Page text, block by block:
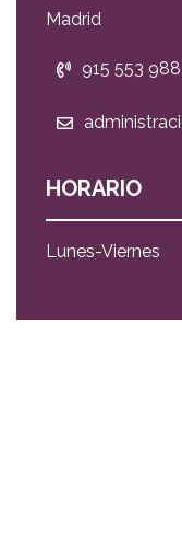
Madrid
915 553 988
HORARIO
Lunes-Viernes